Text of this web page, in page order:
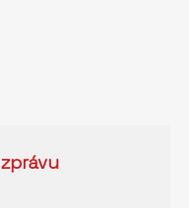
zprávu